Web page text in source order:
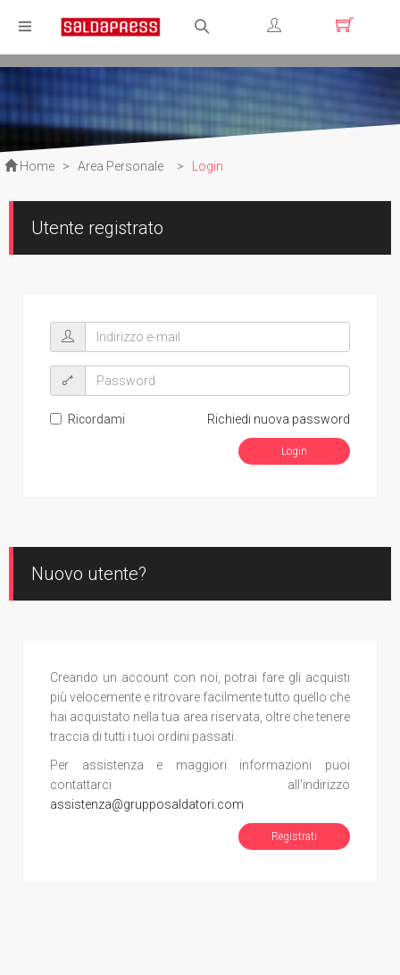
Registrati
Home > Area Personale > Login
Utente registrato
Richiedi nuova password
Ricordami
Nuovo utente?
Creando un account con noi, potrai fare gli acquisti
più velocemente e ritrovare facilmente tutto quello che
hai acquistato nella tua area riservata, oltre che tenere
traccia di tutti i tuoi ordini passati.
Per assistenza e maggiori informazioni puoi
contattarci all'indirizzo
assistenza@grupposaldatori.com
Registrati